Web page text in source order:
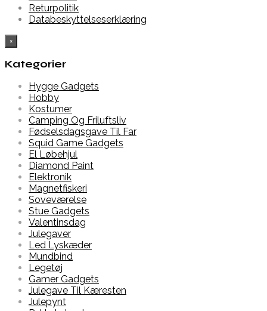
Returpolitik
Databeskyttelseserklæring
×
Kategorier
Hygge Gadgets
Hobby
Kostumer
Camping Og Friluftsliv
Fødselsdagsgave Til Far
Squid Game Gadgets
El Løbehjul
Diamond Paint
Elektronik
Magnetfiskeri
Soveværelse
Stue Gadgets
Valentinsdag
Julegaver
Led Lyskæder
Mundbind
Legetøj
Gamer Gadgets
Julegave Til Kæresten
Julepynt